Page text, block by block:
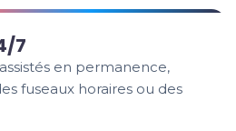
7
en permanence,
fuseaux horaires ou des